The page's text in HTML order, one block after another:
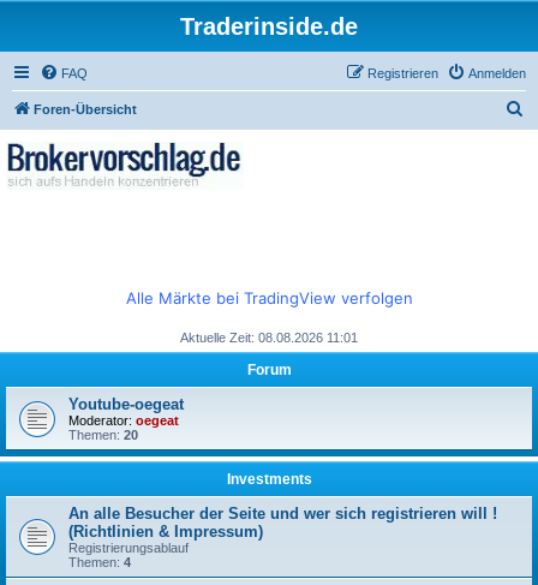
Traderinside.de
FAQ Anmelden
Registrieren
Foren-Übersicht
Alle Märkte bei TradingView verfolgen
Aktuelle Zeit: 08.08.2026 11:01
Forum
Youtube-oegeat
Moderator: oegeat
Themen: 20
Investments
An alle Besucher der Seite und wer sich registrieren will !
(Richtlinien & Impressum)
Registrierungsablauf
Themen: 4